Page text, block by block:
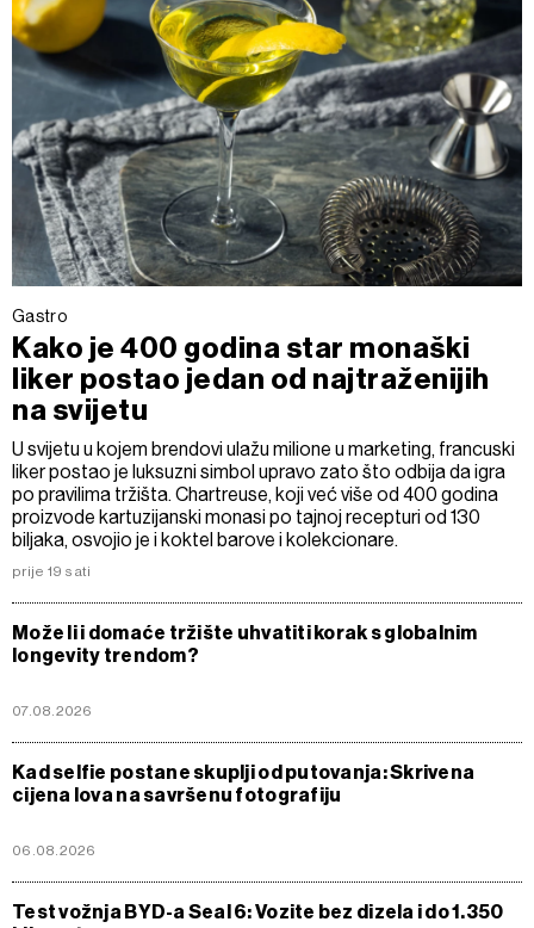
Gastro
Kako je 400 godina star monaški
liker postao jedan od najtraženijih
na svijetu
U svijetu u kojem brendovi ulažu milione u marketing, francuski
liker postao je luksuzni simbol upravo zato što odbija da igra
po pravilima tržišta. Chartreuse, koji već više od 400 godina
proizvode kartuzijanski monasi po tajnoj recepturi od 130
biljaka, osvojio je i koktel barove i kolekcionare.
prije 19 sati
Može li i domaće tržište uhvatiti korak s globalnim
longevity trendom?
07.08.2026
Kad selfie postane skuplji od putovanja: Skrivena
cijena lova na savršenu fotografiju
06.08.2026
Test vožnja BYD-a Seal 6: Vozite bez dizela i do 1.350